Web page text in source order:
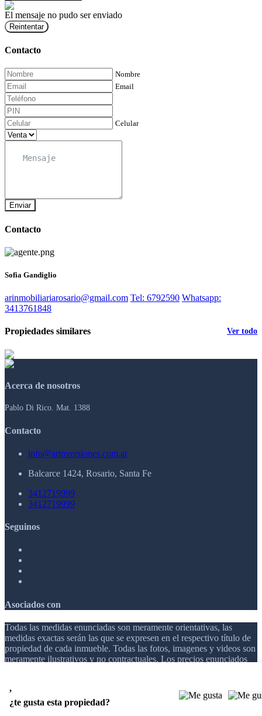
,
¿te gusta esta propiedad?
El mensaje no pudo ser enviado
Reintentar
Contacto
Nombre
Email
Celular
Enviar
Contacto
Sofia Gandiglio
arinmobiliariarosario@gmail.com Tel: 6792590 Whatsapp:
3413761848
Propiedades similares Ver todo
Acerca de nosotros
Pablo Di Rico. Mat. 1388
Contacto
info@arinversiones.com.ar
Balcarce 1424, Rosario, Santa Fe
3412719999
3412719999
Seguinos
Asociados con
Todas las medidas enunciadas son meramente orientativas, las
medidas exactas serán las que se expresen en el respectivo título de
propiedad de cada inmueble. Todas las fotos, imagenes y videos son
meramente ilustrativos y no contractuales. Los precios enunciados
© 2026 AR INVERSIONES.